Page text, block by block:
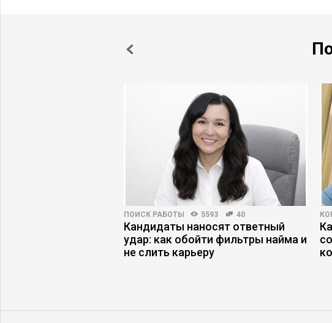
ПОИСК РАБОТЫ 5593 40
Кандидаты наносят ответный
удар: как обойти фильтры найма и
не слить карьеру